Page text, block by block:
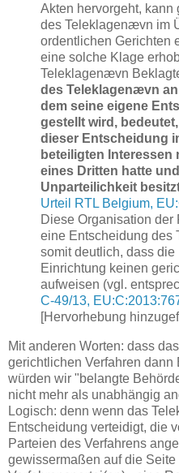
Akten hervorgeht,
des Teleklagenævn im
ordentlichen Gerichten
eine solche Klage
Teleklagenævn
des Teleklagenævn
dem seine eigene
gestellt wird,
dieser Entscheidung
beteiligten
eines Dritten hatte
Unparteilichkeit
Urteil RTL Belgium,
Diese Organisation der
eine Entscheidung des
somit deutlich, dass
Einrichtung keinen
aufweisen (vgl.
C‑49/13,
[Hervorhebung
Mit anderen Worten: dass
gerichtlichen Verfahren dann
würden wir "belangte
nicht mehr als unabhängig
Logisch: denn wenn das
Entscheidung verteidigt, die
Parteien des Verfahrens
gewissermaßen auf die Seite